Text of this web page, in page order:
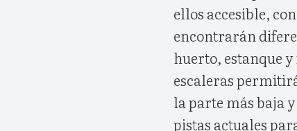
ellos accesible,
encontrarán
huerto, estanque
escaleras
la parte más baja
pistas actuales